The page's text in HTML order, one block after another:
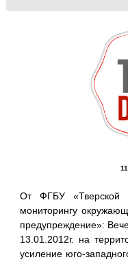
От ФГБУ «Тверской
мониторингу
предупреждение»:
13.01.2012г. на
усиление юго-